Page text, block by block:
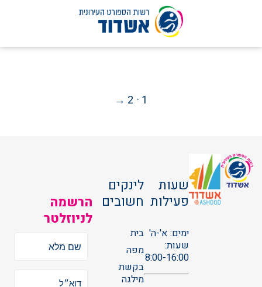
דלג
עמוד
1 עמוד
2 עמוד
→
שעות
פעילות
ימים: א'-ה'
שעות:
8:00-16:00
לינקים
חשובים
בית
מפה
בקשת
מילגה
הרשמה
לניוזלטר